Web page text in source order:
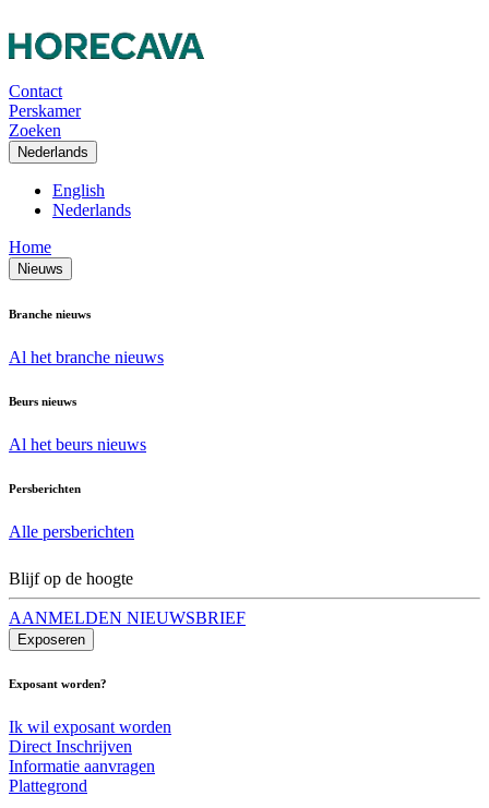
Contact
Perskamer
Zoeken
Nederlands
English
Nederlands
Home
Nieuws
Branche nieuws
Al het branche nieuws
Beurs nieuws
Al het beurs nieuws
Persberichten
Alle persberichten
Blijf op de hoogte
AANMELDEN NIEUWSBRIEF
Exposeren
Exposant worden?
Ik wil exposant worden
Direct Inschrijven
Informatie aanvragen
Plattegrond